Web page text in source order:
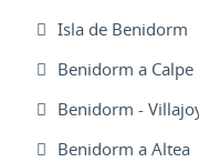
Isla de Benidorm
Benidorm a Calpe
Benidorm -
Benidorm a Altea